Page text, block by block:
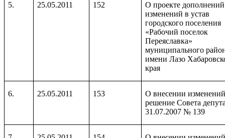
5. 25.05.2011 152
О проекте
изменений в устав
городского поселения
«Рабочий поселок
Переяславка»
муниципального
имени Лазо
края
6. 25.05.2011 153
О внесении
решение Совета
31.07.2007 № 139